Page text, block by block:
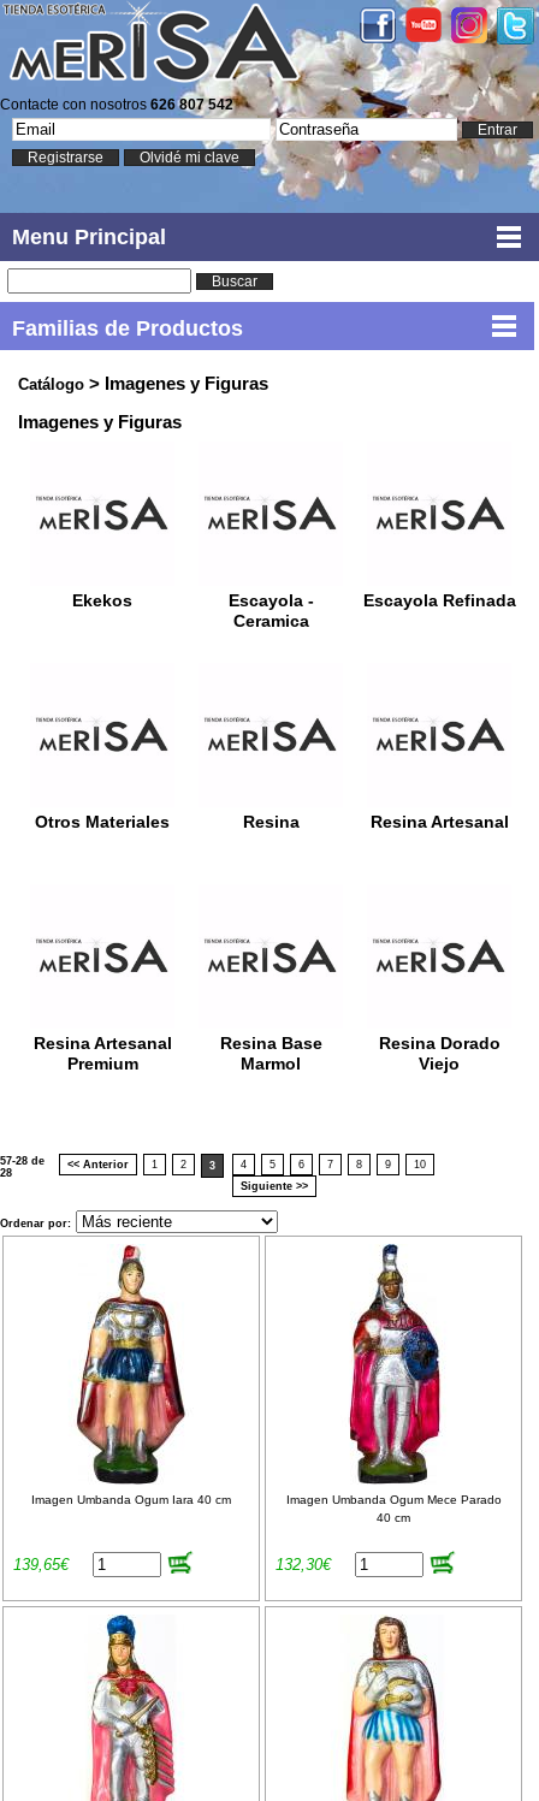
Contacte con nosotros 626 807 542
Entrar
Registrarse
Olvidé mi clave
Menu Principal
Buscar
Familias de Productos
Catálogo > Imagenes y Figuras
Imagenes y Figuras
Ekekos
Escayola -
Ceramica
Escayola Refinada
Otros Materiales Resina Resina Artesanal
Resina Artesanal
Premium
Resina Base
Marmol
Resina Dorado
Viejo
57-28 de
28
<< Anterior 1 2 3 4 5 6 7 8 9
10
Siguiente >>
Ordenar por:
Imagen Umbanda Ogum Iara 40 cm
139,65€
Imagen Umbanda Ogum Mece Parado
40 cm
132,30€